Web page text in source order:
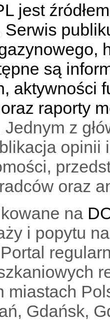
jest
Serwis
są
aktywności
raporty
Jednym z
oraz
na
i popytu
miastach
Gdańsk,